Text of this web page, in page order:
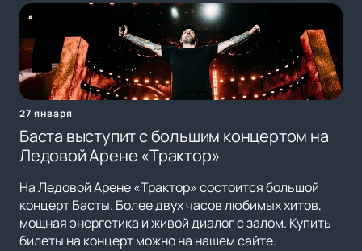
27 января
Баста выступит с большим концертом на
Ледовой Арене «Трактор»
На Ледовой Арене «Трактор» состоится большой
концерт Басты. Более двух часов любимых хитов,
мощная энергетика и живой диалог с залом. Купить
билеты на концерт можно на нашем сайте.